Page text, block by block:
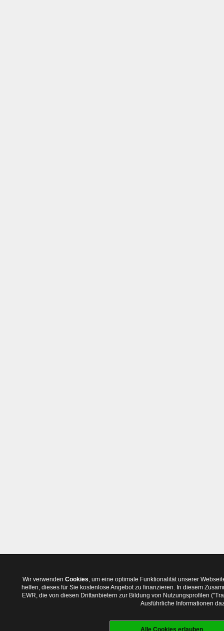
Wir verwenden Cookies, um eine optimale Funktionalität unserer
helfen, dieses für Sie kostenlose Angebot zu finanzieren. In diesem
EWR, die von diesen Drittanbietern zur Bildung von Nutzungsprofilen
Ausführliche Informationen
Alle Cookies erlauben